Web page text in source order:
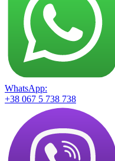
WhatsApp:
+38 067 5 738 738